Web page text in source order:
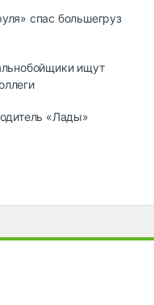
спас большегруз
ищут
«Лады»